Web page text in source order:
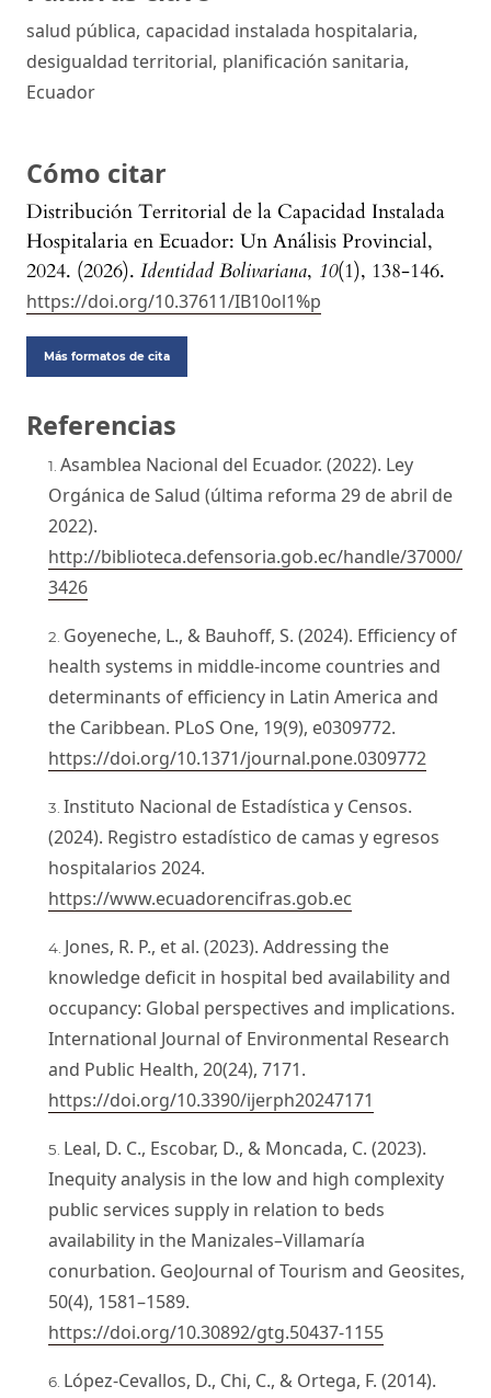
salud pública, capacidad instalada hospitalaria,
desigualdad territorial, planificación sanitaria,
Ecuador
Cómo citar
Distribución Territorial de la Capacidad Instalada
Hospitalaria en Ecuador: Un Análisis Provincial,
2024. (2026). Identidad Bolivariana, 10(1), 138-146.
https://doi.org/10.37611/IB10ol1%p
Más formatos de cita
Referencias
Asamblea Nacional del Ecuador. (2022). Ley
Orgánica de Salud (última reforma 29 de abril de
2022).
http://biblioteca.defensoria.gob.ec/handle/37000/
3426
Goyeneche, L., & Bauhoff, S. (2024). Efficiency of
health systems in middle-income countries and
determinants of efficiency in Latin America and
the Caribbean. PLoS One, 19(9), e0309772.
https://doi.org/10.1371/journal.pone.0309772
Instituto Nacional de Estadística y Censos.
(2024). Registro estadístico de camas y egresos
hospitalarios 2024.
https://www.ecuadorencifras.gob.ec
Jones, R. P., et al. (2023). Addressing the
knowledge deficit in hospital bed availability and
occupancy: Global perspectives and implications.
International Journal of Environmental Research
and Public Health, 20(24), 7171.
https://doi.org/10.3390/ijerph20247171
Leal, D. C., Escobar, D., & Moncada, C. (2023).
Inequity analysis in the low and high complexity
public services supply in relation to beds
availability in the Manizales–Villamaría
conurbation. GeoJournal of Tourism and Geosites,
50(4), 1581–1589.
https://doi.org/10.30892/gtg.50437-1155
López-Cevallos, D., Chi, C., & Ortega, F. (2014).